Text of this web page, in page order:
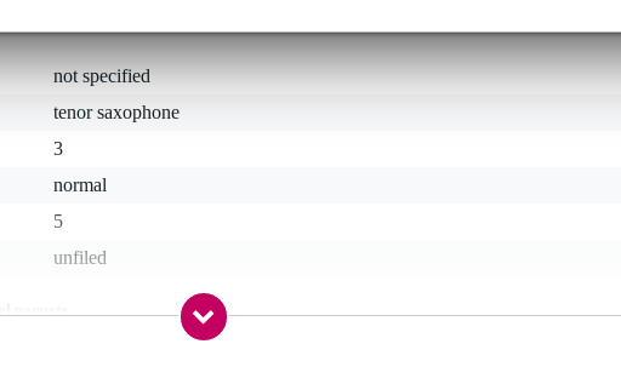
not specified
tenor saxophone
3
normal
5
unfiled